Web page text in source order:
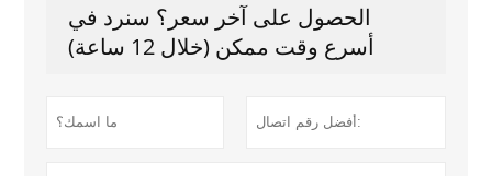
الحصول على آخر سعر؟ سنرد في
أسرع وقت ممكن (خلال 12 ساعة)